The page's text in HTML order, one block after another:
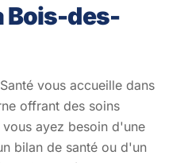
Bois-des-
vous accueille dans
offrant des soins
ayez besoin d'une
bilan de santé ou d'un